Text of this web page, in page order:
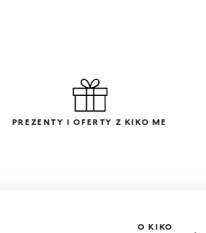
PREZENTY I OFERTY Z KIKO ME
O KIKO